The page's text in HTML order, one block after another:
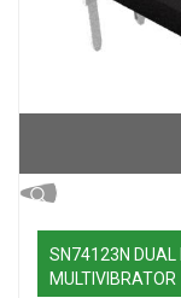
SN74123N DUAL
MULTIVIBRATOR